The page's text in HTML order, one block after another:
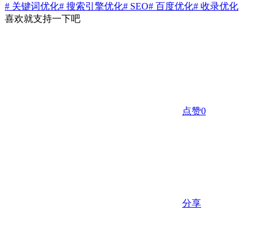
# 关键词优化# 搜索引擎优化# SEO# 百度优化# 收录优化
喜欢就支持一下吧
点赞0
分享